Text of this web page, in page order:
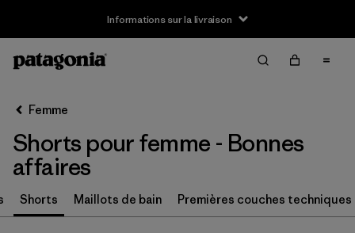
Informations sur la livraison
Filtrer par
Taille
XS (14)
Femme
Shorts pour femme - Bonnes
affaires
Shorts Maillots de bain Premières couches techniques